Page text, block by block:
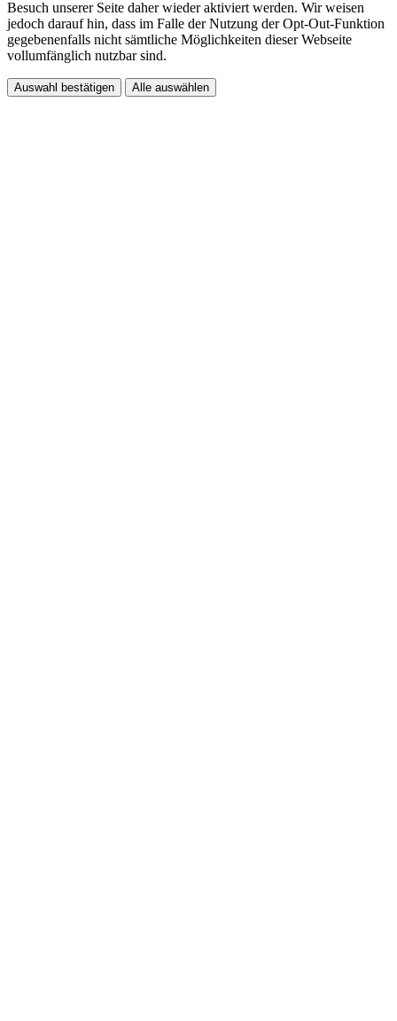
Besuch unserer Seite daher wieder aktiviert werden. Wir weisen
jedoch darauf hin, dass im Falle der Nutzung der Opt-Out-Funktion
gegebenenfalls nicht sämtliche Möglichkeiten dieser Webseite
vollumfänglich nutzbar sind.
Auswahl bestätigen Alle auswählen